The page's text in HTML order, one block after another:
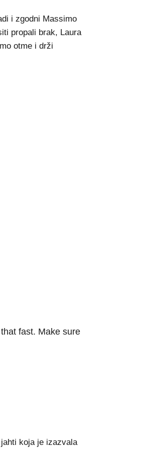
i zgodni Massimo
propali brak, Laura
otme i drži
fast. Make sure
koja je izazvala